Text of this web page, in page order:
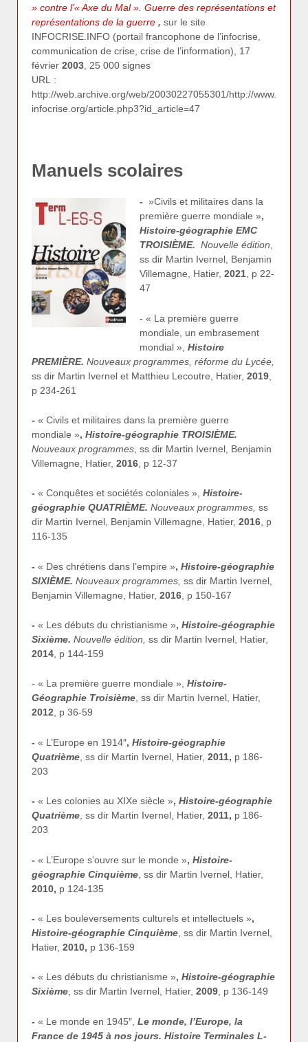
» contre l’« Axe du Mal ». Guerre des représentations et
représentations de la guerre , sur le site
INFOCRISE.INFO (portail francophone de l’infocrise,
communication de crise, crise de l’information), 17
février 2003 , 25 000 signes
URL :
http://web.archive.org/web/20030227055301/http://www.
infocrise.org/article.php3?id_article=47
Manuels scolaires
- »Civils et militaires dans la
première guerre mondiale »,
Histoire-géographie EMC
TROISIÈME. Nouvelle édition
ss dir Martin Ivernel, Benjamin
Villemagne, Hatier, 2021 , p 22-
47
- « La première guerre
mondiale, un embrasement
mondial », Histoire
PREMIÈRE. Nouveaux programmes, réforme du Lycée,
ss dir Martin Ivernel et Matthieu Lecoutre, Hatier, 2019
p 234-261
- « Civils et militaires dans la première guerre
mondiale », Histoire-géographie TROISIÈME.
Nouveaux programmes , ss dir Martin Ivernel, Benjamin
Villemagne, Hatier, 2016 , p 12-37
- « Conquêtes et sociétés coloniales », Histoire-
géographie QUATRIÈME. Nouveaux programmes, ss
dir Martin Ivernel, Benjamin Villemagne, Hatier, 2016, p
116-135
- « Des chrétiens dans l’empire », Histoire-géographie
SIXIÈME. Nouveaux programmes, ss dir Martin Ivernel,
Benjamin Villemagne, Hatier, 2016 , p 150-167
- « Les débuts du christianisme », Histoire-géographie
Sixième. Nouvelle édition, ss dir Martin Ivernel, Hatier,
2014 , p 144-159
- « La première guerre mondiale », Histoire-
Géographie Troisième, ss dir Martin Ivernel, Hatier,
2012, p 36-59
- « L’Europe en 1914″, Histoire-géographie
Quatrième , ss dir Martin Ivernel, Hatier, 2011, p 186-
203
- « Les colonies au XIXe siècle », Histoire-géographie
Quatrième, ss dir Martin Ivernel, Hatier, 2011, p 186-
203
- « L’Europe s’ouvre sur le monde », Histoire-
géographie Cinquième , ss dir Martin Ivernel, Hatier,
2010, p 124-135
- « Les bouleversements culturels et intellectuels »,
Histoire-géographie Cinquième , ss dir Martin Ivernel,
Hatier, 2010, p 136-159
- « Les débuts du christianisme », Histoire-géographie
Sixième, ss dir Martin Ivernel, Hatier, 2009, p 136-149
- « Le monde en 1945″, Le monde, l’Europe, la
France de 1945 à nos jours. Histoire Terminales L-